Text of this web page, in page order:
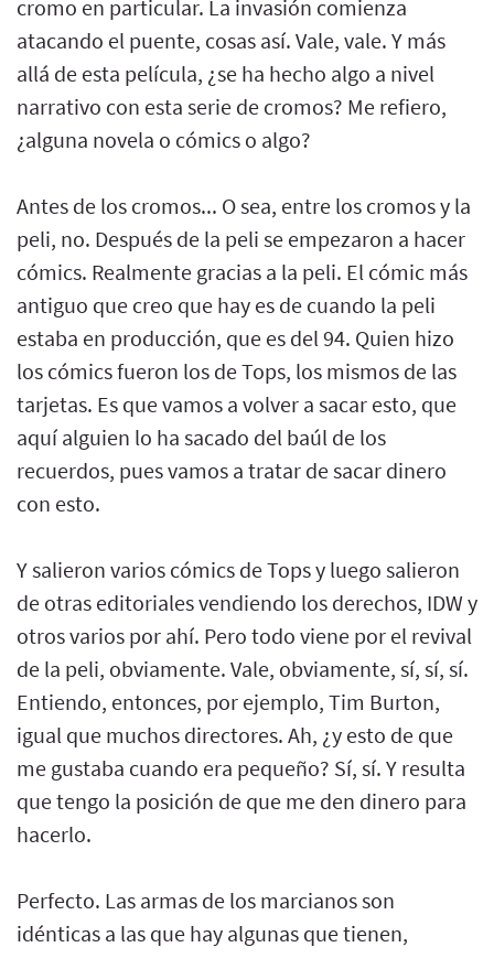
cromo en particular. La invasión comienza
atacando el puente, cosas así. Vale, vale. Y más
allá de esta película, ¿se ha hecho algo a nivel
narrativo con esta serie de cromos? Me refiero,
¿alguna novela o cómics o algo?
Antes de los cromos... O sea, entre los cromos y la
peli, no. Después de la peli se empezaron a hacer
cómics. Realmente gracias a la peli. El cómic más
antiguo que creo que hay es de cuando la peli
estaba en producción, que es del 94. Quien hizo
los cómics fueron los de Tops, los mismos de las
tarjetas. Es que vamos a volver a sacar esto, que
aquí alguien lo ha sacado del baúl de los
recuerdos, pues vamos a tratar de sacar dinero
con esto.
Y salieron varios cómics de Tops y luego salieron
de otras editoriales vendiendo los derechos, IDW y
otros varios por ahí. Pero todo viene por el revival
de la peli, obviamente. Vale, obviamente, sí, sí, sí.
Entiendo, entonces, por ejemplo, Tim Burton,
igual que muchos directores. Ah, ¿y esto de que
me gustaba cuando era pequeño? Sí, sí. Y resulta
que tengo la posición de que me den dinero para
hacerlo.
Perfecto. Las armas de los marcianos son
idénticas a las que hay algunas que tienen,